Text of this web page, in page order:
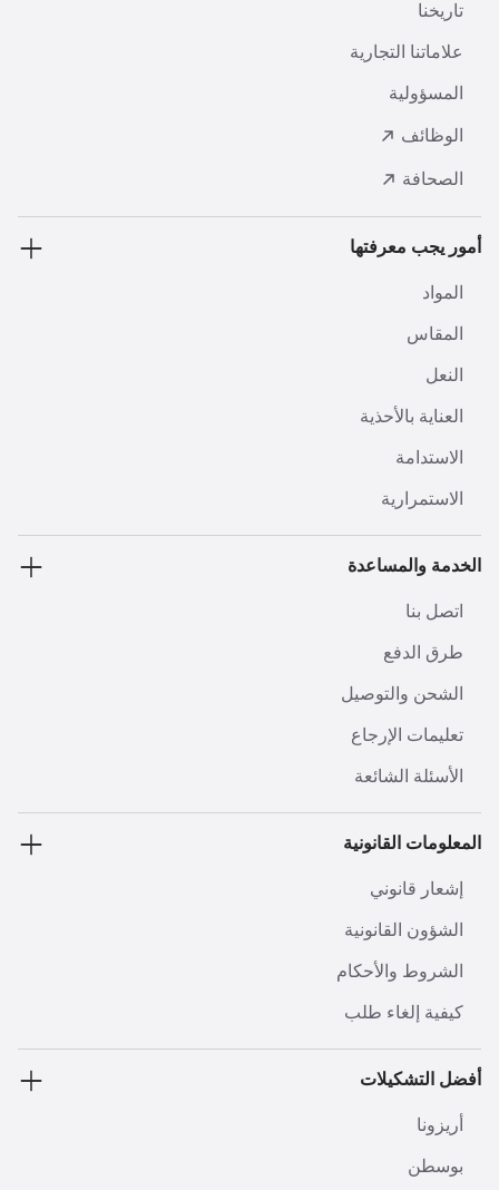
تاريخنا
علاماتنا التجارية
المسؤولية
الوظائف
الصحافة
أمور يجب معرفتها
المواد
المقاس
النعل
العناية بالأحذية
الاستدامة
الاستمرارية
الخدمة والمساعدة
اتصل بنا
طرق الدفع
الشحن والتوصيل
تعليمات الإرجاع
الأسئلة الشائعة
المعلومات القانونية
إشعار قانوني
الشؤون القانونية
الشروط والأحكام
كيفية إلغاء طلب
أفضل التشكيلات
أريزونا
بوسطن